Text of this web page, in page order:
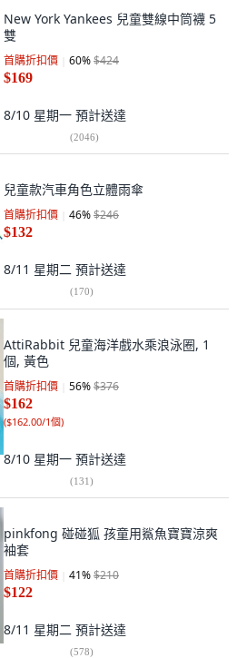
New York Yankees 兒童雙線中筒襪 5
雙
首購折扣價 60%$424
$169
8/10 星期一 預計送達
(2046)
兒童款汽車角色立體雨傘
首購折扣價 46%$246
$132
8/11 星期二 預計送達
(170)
AttiRabbit 兒童海洋戲水乘浪泳圈, 1
個, 黃色
首購折扣價 56%$376
$162
($162.00/1個)
8/10 星期一 預計送達
(131)
pinkfong 碰碰狐 孩童用鯊魚寶寶涼爽
袖套
首購折扣價 41%$210
$122
8/11 星期二 預計送達
(578)